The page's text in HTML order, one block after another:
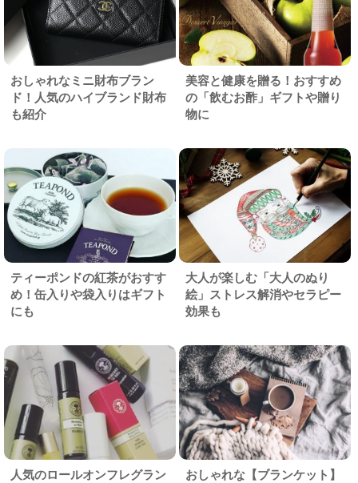
おしゃれなミニ財布ブラン
ド！人気のハイブランド財布
も紹介
美容と健康を贈る！おすすめ
の「飲むお酢」ギフトや贈り
物に
ティーポンドの紅茶がおすす
め！缶入りや袋入りはギフト
にも
大人が楽しむ「大人のぬり
絵」ストレス解消やセラピー
効果も
人気のロールオンフレグラン
おしゃれな【ブランケット】